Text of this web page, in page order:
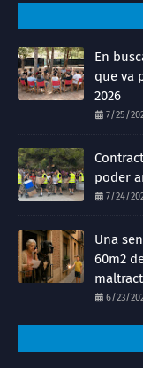
En
que va
2026
7/25/
poder
7/24/
Una
60m2
6/23/